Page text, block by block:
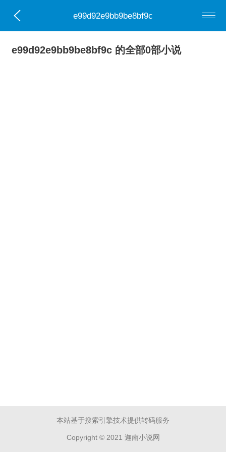
e99d92e9bb9be8bf9c
e99d92e9bb9be8bf9c 的全部0部小说
本站基于搜索引擎技术提供转码服务
Copyright © 2021 迦南小说网